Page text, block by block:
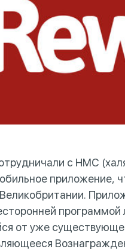
с HMC
приложение,
от уже